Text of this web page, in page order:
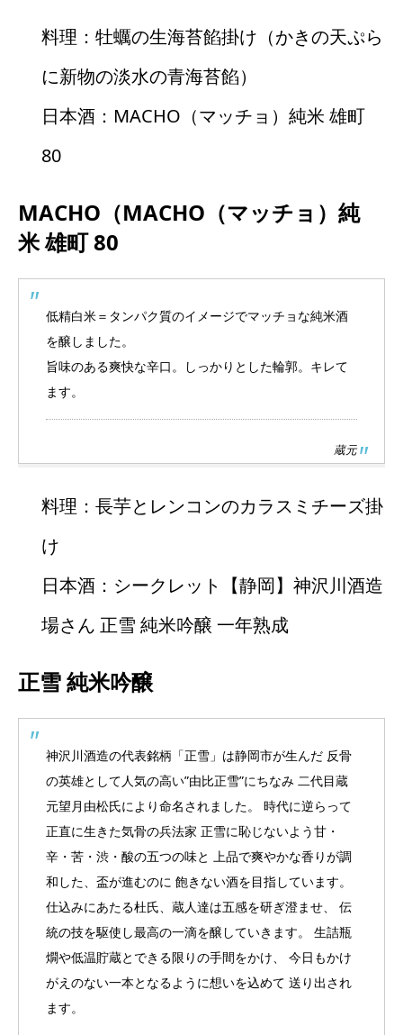
料理：牡蠣の生海苔餡掛け（かきの天ぷら
に新物の淡水の青海苔餡）
日本酒：MACHO（マッチョ）純米 雄町
80
MACHO（MACHO（マッチョ）純
米 雄町 80
低精白米＝タンパク質のイメージでマッチョな純米酒
を醸しました。
旨味のある爽快な辛口。しっかりとした輪郭。キレて
ます。
蔵元
料理：長芋とレンコンのカラスミチーズ掛
け
日本酒：シークレット【静岡】神沢川酒造
場さん 正雪 純米吟醸 一年熟成
正雪 純米吟醸
神沢川酒造の代表銘柄「正雪」は静岡市が生んだ 反骨
の英雄として人気の高い”由比正雪”にちなみ 二代目蔵
元望月由松氏により命名されました。 時代に逆らって
正直に生きた気骨の兵法家 正雪に恥じないよう甘・
辛・苦・渋・酸の五つの味と 上品で爽やかな香りが調
和した、盃が進むのに 飽きない酒を目指しています。
仕込みにあたる杜氏、蔵人達は五感を研ぎ澄ませ、 伝
統の技を駆使し最高の一滴を醸していきます。 生詰瓶
燗や低温貯蔵とできる限りの手間をかけ、 今日もかけ
がえのない一本となるように想いを込めて 送り出され
ます。